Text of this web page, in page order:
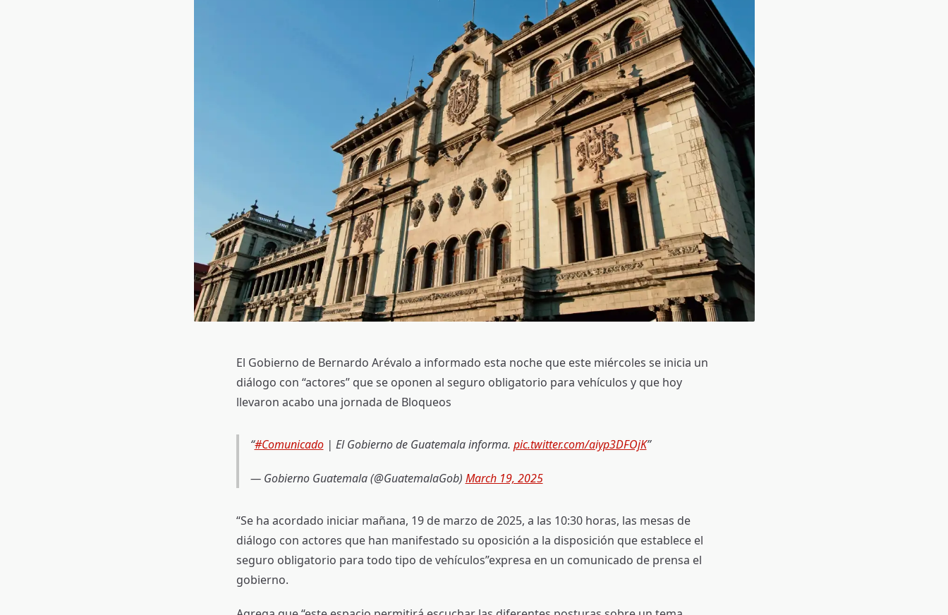
El Gobierno de Bernardo Arévalo a informado esta noche que este miércoles se inicia un
diálogo con “actores” que se oponen al seguro obligatorio para vehículos y que hoy
llevaron acabo una jornada de Bloqueos
#Comunicado| El Gobierno de Guatemala informa. pic.twitter.com/aiyp3DFOjK
— Gobierno Guatemala (@GuatemalaGob) March 19, 2025
“Se ha acordado iniciar mañana, 19 de marzo de 2025, a las 10:30 horas, las mesas de
diálogo con actores que han manifestado su oposición a la disposición que establece el
seguro obligatorio para todo tipo de vehículos”expresa en un comunicado de prensa el
gobierno.